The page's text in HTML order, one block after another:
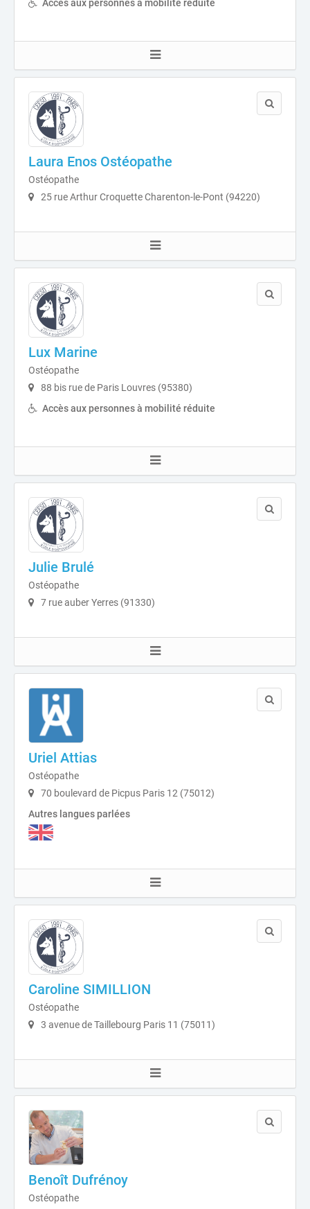
Accès aux personnes à mobilité réduite
Laura Enos Ostéopathe
Ostéopathe
25 rue Arthur Croquette Charenton-le-Pont (94220)
Lux Marine
Ostéopathe
88 bis rue de Paris Louvres (95380)
Accès aux personnes à mobilité réduite
Julie Brulé
Ostéopathe
7 rue auber Yerres (91330)
Uriel Attias
Ostéopathe
70 boulevard de Picpus Paris 12 (75012)
Autres langues parlées
Caroline SIMILLION
Ostéopathe
3 avenue de Taillebourg Paris 11 (75011)
Benoît Dufrénoy
Ostéopathe